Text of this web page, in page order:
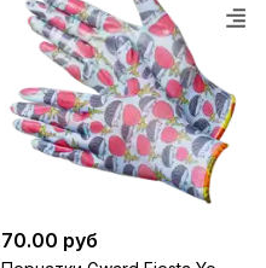
70.00 руб